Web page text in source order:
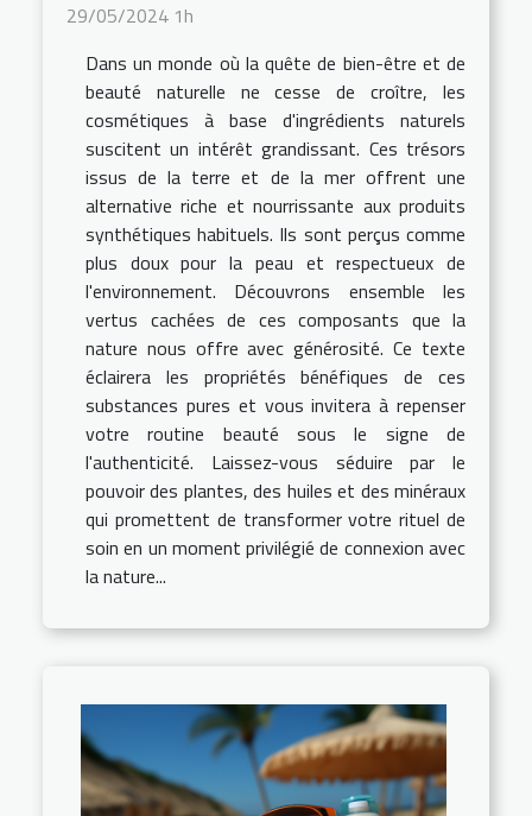
29/05/2024 1h
Dans un monde où la quête de bien-être et de
beauté naturelle ne cesse de croître, les
cosmétiques à base d'ingrédients naturels
suscitent un intérêt grandissant. Ces trésors
issus de la terre et de la mer offrent une
alternative riche et nourrissante aux produits
synthétiques habituels. Ils sont perçus comme
plus doux pour la peau et respectueux de
l'environnement. Découvrons ensemble les
vertus cachées de ces composants que la
nature nous offre avec générosité. Ce texte
éclairera les propriétés bénéfiques de ces
substances pures et vous invitera à repenser
votre routine beauté sous le signe de
l'authenticité. Laissez-vous séduire par le
pouvoir des plantes, des huiles et des minéraux
qui promettent de transformer votre rituel de
soin en un moment privilégié de connexion avec
la nature...